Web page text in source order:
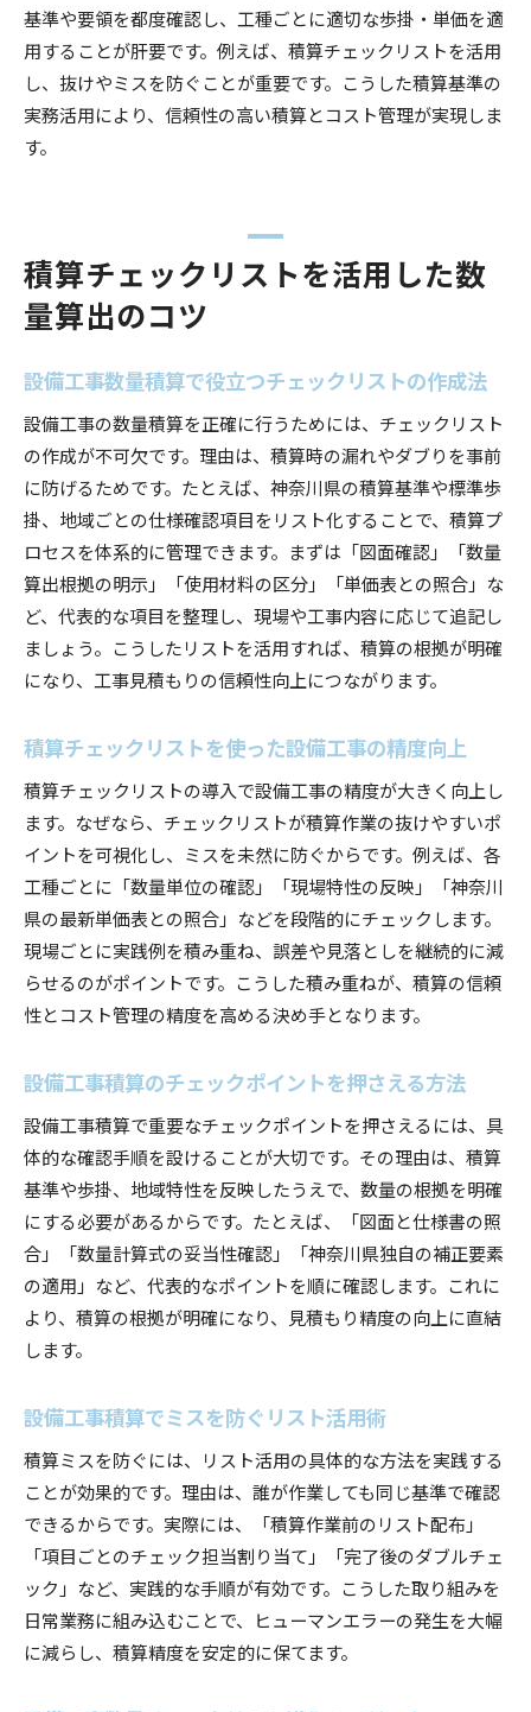
基準や要領を都度確認し、工種ごとに適切な歩掛・単価を適
用することが肝要です。例えば、積算チェックリストを活用
し、抜けやミスを防ぐことが重要です。こうした積算基準の
実務活用により、信頼性の高い積算とコスト管理が実現しま
す。
積算チェックリストを活用した数
量算出のコツ
設備工事数量積算で役立つチェックリストの作成法
設備工事の数量積算を正確に行うためには、チェックリスト
の作成が不可欠です。理由は、積算時の漏れやダブりを事前
に防げるためです。たとえば、神奈川県の積算基準や標準歩
掛、地域ごとの仕様確認項目をリスト化することで、積算プ
ロセスを体系的に管理できます。まずは「図面確認」「数量
算出根拠の明示」「使用材料の区分」「単価表との照合」な
ど、代表的な項目を整理し、現場や工事内容に応じて追記し
ましょう。こうしたリストを活用すれば、積算の根拠が明確
になり、工事見積もりの信頼性向上につながります。
積算チェックリストを使った設備工事の精度向上
積算チェックリストの導入で設備工事の精度が大きく向上し
ます。なぜなら、チェックリストが積算作業の抜けやすいポ
イントを可視化し、ミスを未然に防ぐからです。例えば、各
工種ごとに「数量単位の確認」「現場特性の反映」「神奈川
県の最新単価表との照合」などを段階的にチェックします。
現場ごとに実践例を積み重ね、誤差や見落としを継続的に減
らせるのがポイントです。こうした積み重ねが、積算の信頼
性とコスト管理の精度を高める決め手となります。
設備工事積算のチェックポイントを押さえる方法
設備工事積算で重要なチェックポイントを押さえるには、具
体的な確認手順を設けることが大切です。その理由は、積算
基準や歩掛、地域特性を反映したうえで、数量の根拠を明確
にする必要があるからです。たとえば、「図面と仕様書の照
合」「数量計算式の妥当性確認」「神奈川県独自の補正要素
の適用」など、代表的なポイントを順に確認します。これに
より、積算の根拠が明確になり、見積もり精度の向上に直結
します。
設備工事積算でミスを防ぐリスト活用術
積算ミスを防ぐには、リスト活用の具体的な方法を実践する
ことが効果的です。理由は、誰が作業しても同じ基準で確認
できるからです。実際には、「積算作業前のリスト配布」
「項目ごとのチェック担当割り当て」「完了後のダブルチェ
ック」など、実践的な手順が有効です。こうした取り組みを
日常業務に組み込むことで、ヒューマンエラーの発生を大幅
に減らし、積算精度を安定的に保てます。